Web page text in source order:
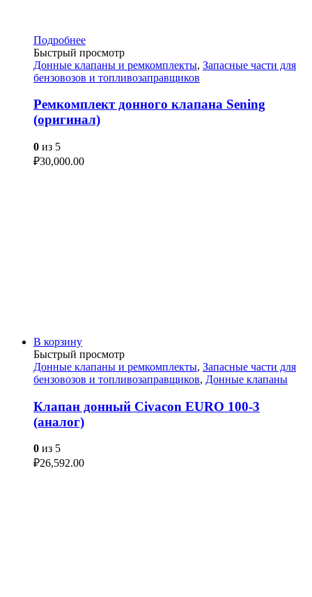
Подробнее
Быстрый просмотр
Донные клапаны и ремкомплекты, Запасные части для
бензовозов и топливозаправщиков
Ремкомплект донного клапана Sening
(оригинал)
0 из 5
₽30,000.00
В корзину
Быстрый просмотр
Донные клапаны и ремкомплекты, Запасные части для
бензовозов и топливозаправщиков, Донные клапаны
Клапан донный Civacon EURO 100-3
(аналог)
0 из 5
₽26,592.00